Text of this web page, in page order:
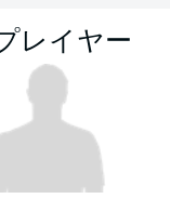
レイヤー